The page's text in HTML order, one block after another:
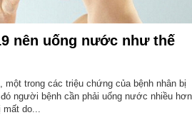
nên uống nước như thế
một trong các triệu chứng của bệnh nhân bị
người bệnh cần phải uống nước nhiều hơn
do...